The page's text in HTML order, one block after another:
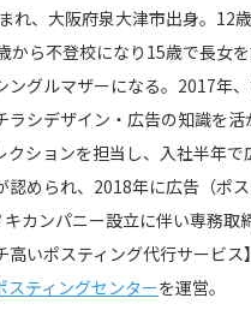
れ、大阪府泉大津市出身。12
から不登校になり15歳で長女
ングルマザーになる。2017年
ラシデザイン・広告の知識を
クションを担当し、入社半年で
認められ、2018年に広告（ポ
カンパニー設立に伴い専務取
高いポスティング代行サービ
スティングセンターを運営。